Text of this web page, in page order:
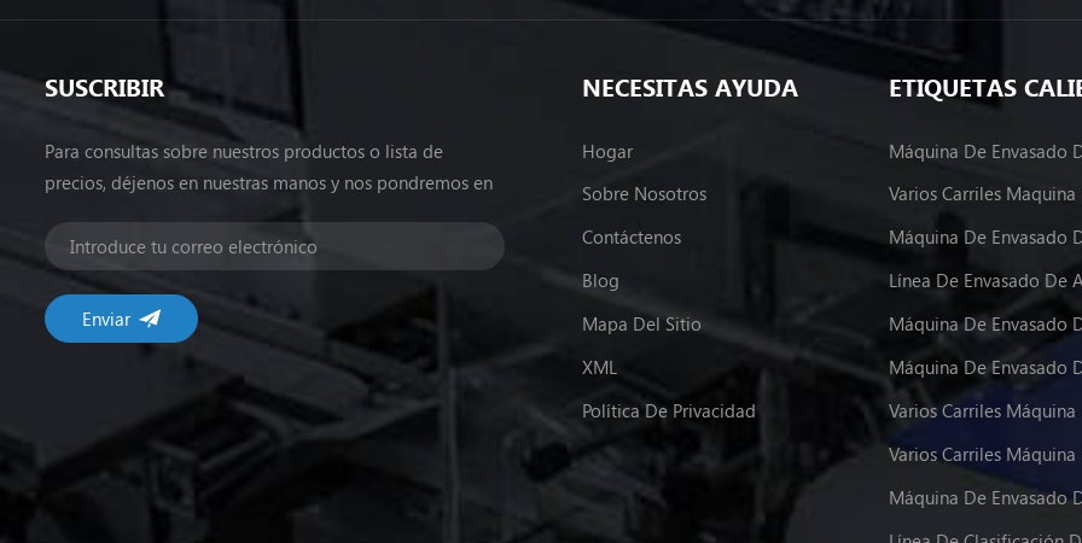
SUSCRIBIR
Para consultas sobre nuestros productos o lista de
precios, déjenos en nuestras manos y nos pondremos en
NECESITAS AYUDA
Hogar
Sobre Nosotros
Contáctenos
Blog
Mapa Del Sitio
XML
Política De Privacidad
ETIQUETAS
Máquina De Envasado
Línea De Envasado De
Máquina De Envasado
Máquina De Envasado